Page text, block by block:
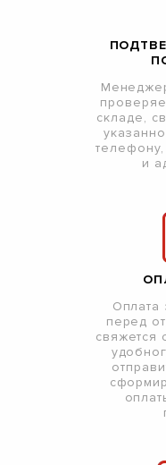
складе,
и
Оплата
перед
свяжется